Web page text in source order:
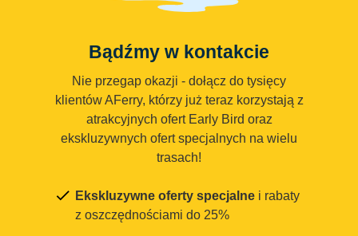
Bądźmy w kontakcie
Nie przegap okazji - dołącz do tysięcy
klientów AFerry, którzy już teraz korzystają z
atrakcyjnych ofert Early Bird oraz
ekskluzywnych ofert specjalnych na wielu
trasach!
Ekskluzywne oferty specjalne i rabaty
z oszczędnościami do 25%